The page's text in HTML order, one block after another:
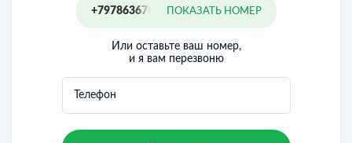
+79786367853 ПОКАЗАТЬ НОМЕР
Или оставьте ваш номер,
и я вам перезвоню
Телефон